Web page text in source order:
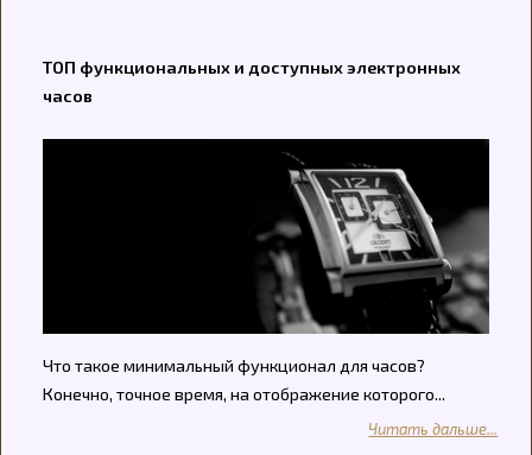
ТОП функциональных и доступных электронных
часов
Что такое минимальный функционал для часов?
Конечно, точное время, на отображение которого...
Читать дальше...